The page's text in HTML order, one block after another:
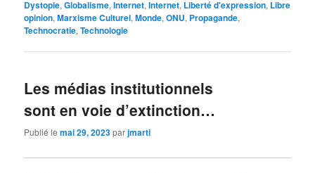
Dystopie,Globalisme,Internet,Internet, Liberté d'expression, Libre
opinion,Marxisme Culturel,Monde,ONU, Propagande,
Technocratie,Technologie
Les médias institutionnels
sont en voie d’extinction…
Publié lemai 29, 2023parjmarti